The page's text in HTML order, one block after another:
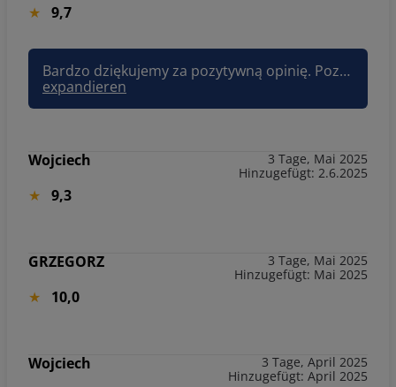
9,7
Bardzo dziękujemy za pozytywną opinię. Pozdrawiam, Joanna Sun&Snow
expandieren
Wojciech
3 Tage, Mai 2025
Hinzugefügt: 2.6.2025
9,3
GRZEGORZ
3 Tage, Mai 2025
Hinzugefügt: Mai 2025
10,0
Wojciech
3 Tage, April 2025
Hinzugefügt: April 2025